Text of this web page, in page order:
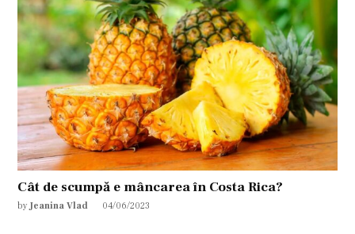
Cât de scumpă e mâncarea în Costa Rica?
by Jeanina Vlad 04/06/2023